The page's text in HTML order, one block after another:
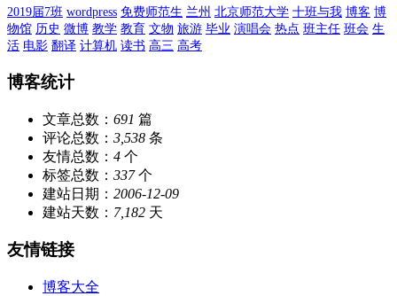
2019届7班 wordpress 免费师范生 兰州 北京师范大学 十班与我 博客 博
物馆 历史 微博 教学 教育 文物 旅游 毕业 演唱会 热点 班主任 班会 生
活 电影 翻译 计算机 读书 高三 高考
博客统计
文章总数： 691 篇
评论总数： 3,538 条
友情总数： 4 个
标签总数： 337个
建站日期： 2006-12-09
建站天数： 7,182 天
友情链接
博客大全